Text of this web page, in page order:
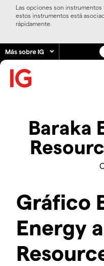
Las opciones son
estos instrumentos está
rápidamente.
Más sobre IG
Baraka
Gráfico
Energy